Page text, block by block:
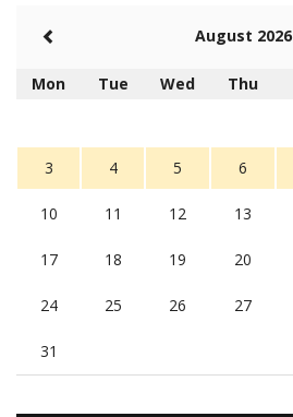
August 2026
Mon Tue Wed Thu
3 4 5 6
10 11 12 13
17 18 19 20
24 25 26 27
31